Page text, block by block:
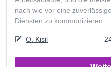
nach wie vor eine
Diensten zu kommunizieren.
O. Kisil